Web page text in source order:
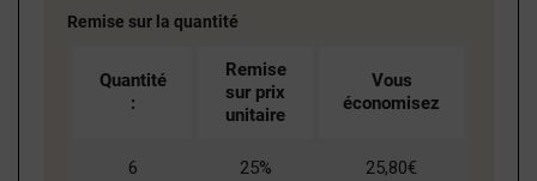
Remise sur la quantité
Quantité
:
Remise
sur prix
unitaire
Vous
économisez
6 25% 25,80€